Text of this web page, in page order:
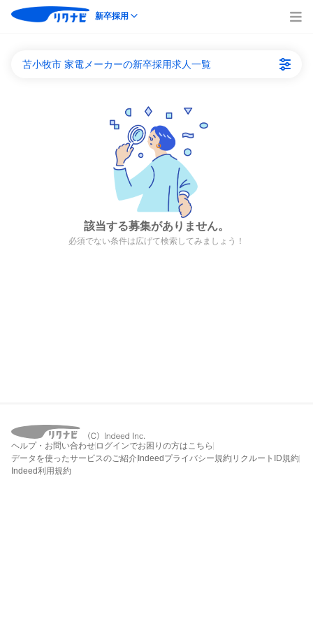
新卒採用
苫小牧市 家電メーカーの新卒採用求人一覧
該当する募集がありません。
必須でない条件は広げて検索してみましょう！
ヘルプ・お問い合わせ ログインでお困りの方はこちら
データを使ったサービスのご紹介 Indeedプライバシー規約 リクルートID規約
Indeed利用規約